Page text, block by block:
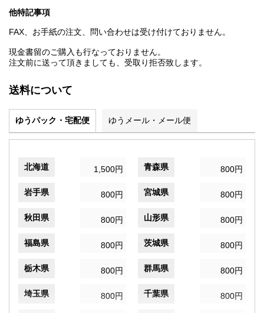
他特記事項
FAX、お手紙の注文、問い合わせは受け付けておりません。
現金書留のご購入も行なっておりません。
注文前に送って頂きましても、受取り拒否致します。
送料について
ゆうパック・宅配便 ゆうメール・メール便
北海道 1,500円 青森県 800円
岩手県 800円 宮城県 800円
秋田県 800円 山形県 800円
福島県 800円 茨城県 800円
栃木県 800円 群馬県 800円
埼玉県 800円 千葉県 800円